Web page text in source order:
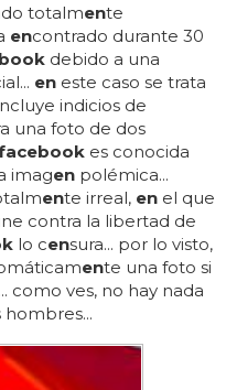
totalmente
encontrado durante 30
debido a una
en este caso se trata
indicios de
una foto de dos
es conocida
imagen polémica...
ente irreal, en el que
contra la libertad de
lo censura... por lo visto,
ente una foto si
como ves, no hay nada
hombres...